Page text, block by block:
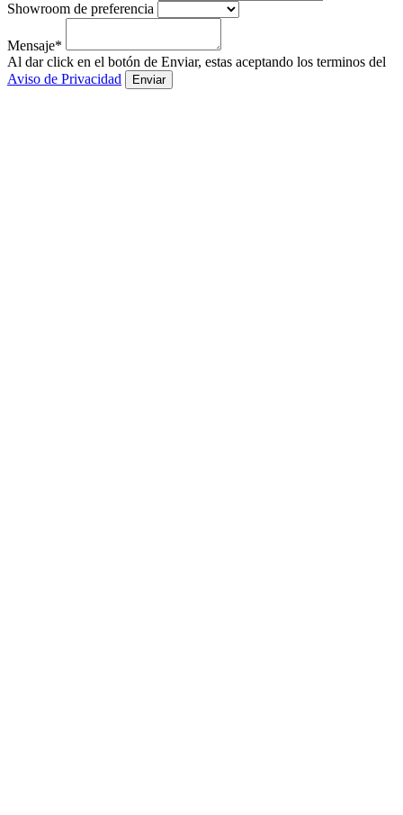
Showroom de preferencia
Mensaje*
Al dar click en el botón de Enviar, estas aceptando los terminos del
Aviso de Privacidad